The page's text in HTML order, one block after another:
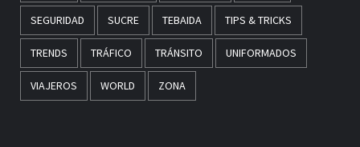
SEGURIDAD SUCRE TEBAIDA TIPS & TRICKS
TRENDS TRÁFICO TRÁNSITO UNIFORMADOS
VIAJEROS WORLD ZONA